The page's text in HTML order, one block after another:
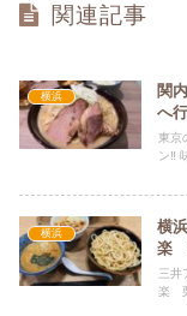
関連記事
横浜
関
へ
東京
ン‼
横浜
横
楽
三井
楽